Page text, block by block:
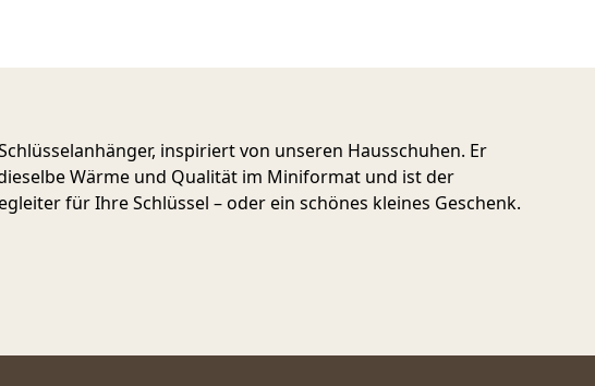
inspiriert von unseren Hausschuhen. Er
Wärme und Qualität im Miniformat und ist der
für Ihre Schlüssel – oder ein schönes kleines Geschenk.